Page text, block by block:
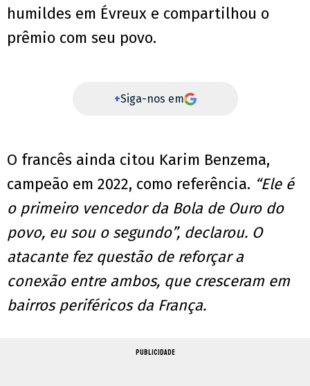
humildes em Évreux e compartilhou o
prêmio com seu povo.
+Siga-nos em
O francês ainda citou Karim Benzema,
campeão em 2022, como referência. “Ele é
o primeiro vencedor da Bola de Ouro do
povo, eu sou o segundo”, declarou. O
atacante fez questão de reforçar a
conexão entre ambos, que cresceram em
bairros periféricos da França.
PUBLICIDADE